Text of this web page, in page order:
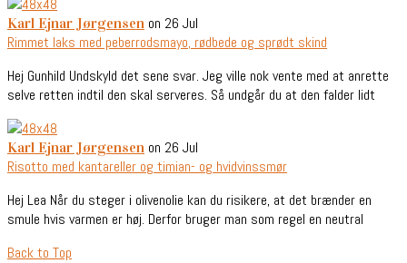
Karl Ejnar Jørgensen on 26 Jul
Rimmet laks med peberrodsmayo, rødbede og sprødt skind
Hej Gunhild Undskyld det sene svar. Jeg ville nok vente med at anrette
selve retten indtil den skal serveres. Så undgår du at den falder lidt
Karl Ejnar Jørgensen on 26 Jul
Risotto med kantareller og timian- og hvidvinssmør
Hej Lea Når du steger i olivenolie kan du risikere, at det brænder en
smule hvis varmen er høj. Derfor bruger man som regel en neutral
Back to Top